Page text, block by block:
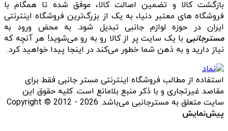
بازگشت کالا و تضمین اصالت کالا، موفق شده تا همگام با
فروشگاه‌ های معتبر دنیا، به یک از بزرگ‌ترین فروشگاه اینترنتی
ایران در حوزه لوازم جانبی تبدیل شود. به محض ورود به
مسترجانبی با یک سایت پر از کالا رو به رو می‌شوید! هر آنچه که
نیاز دارید و به ذهن شما خطور می‌کند در اینجا پیدا خواهید کرد.
استفاده از مطالب فروشگاه اینترنتی مستر جانبی فقط برای
مقاصد غیرتجاری و با ذکر منبع بلامانع است. کلیه حقوق این
سایت متعلق به مسترجانبی می‌باشد. Copyright © 2012 - 2026
پیش‌نمایش